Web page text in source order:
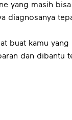
yang masih
diagnosanya
buat kamu
dan dibantu